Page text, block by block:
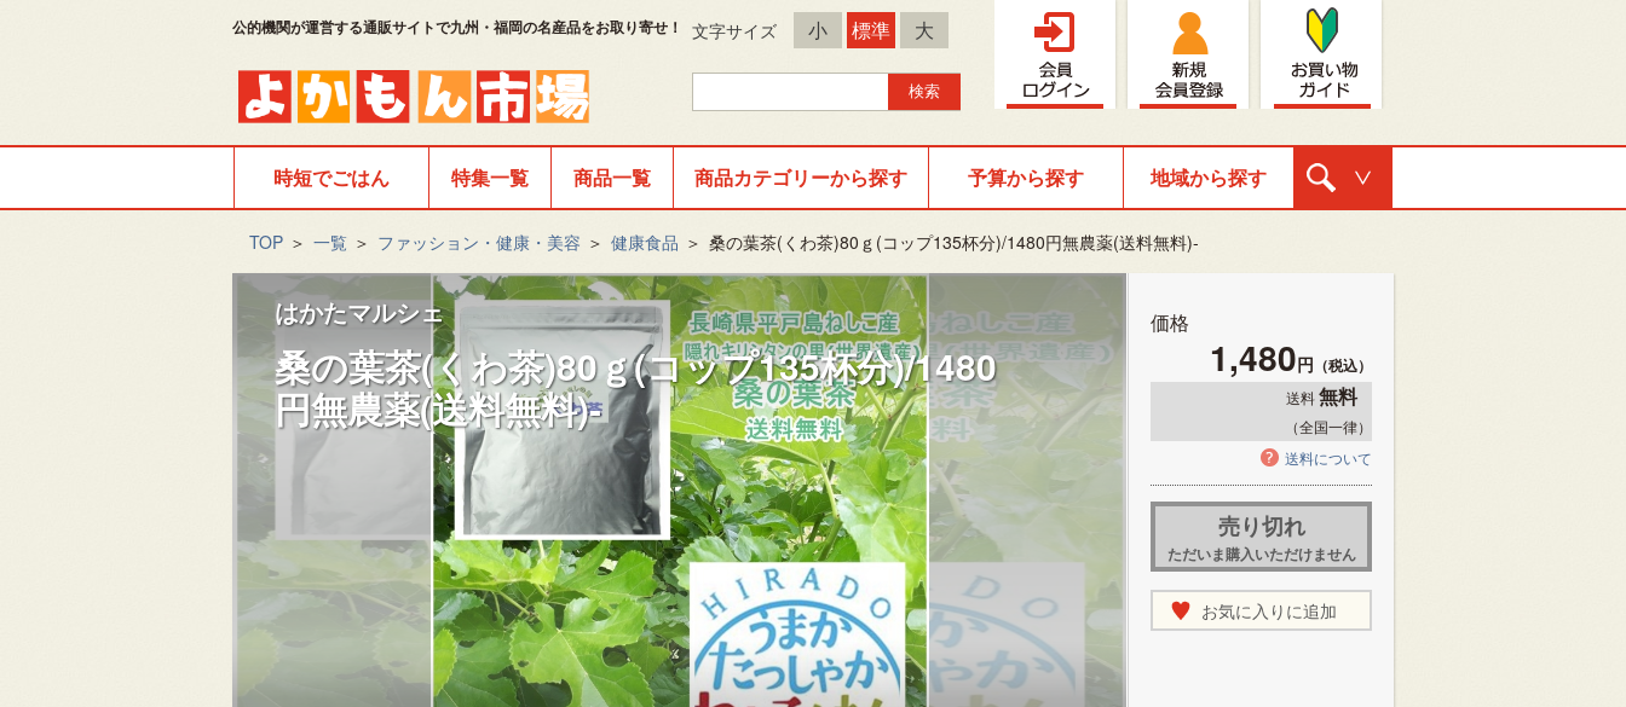
公的機関が運営する通販サイトで九州・福岡の名産品をお取り寄せ！ 文字サイズ 小 標準 大
時短でごはん 特集一覧 商品一覧 商品カテゴリーから探す 予算から探す 地域から探す
TOP ＞ 一覧 ＞ ファッション・健康・美容 ＞ 健康食品 ＞ 桑の葉茶(くわ茶)80ｇ(コップ135杯分)/1480円無農薬(送料無料)-
はかたマルシェ
桑の葉茶(くわ茶)80ｇ(コップ135杯分)/1480
円無農薬(送料無料)-
価格
1,480円 （税込）
送料無料
（全国一律）
送料について
売り切れ
ただいま購入いただけません
お気に入りに追加